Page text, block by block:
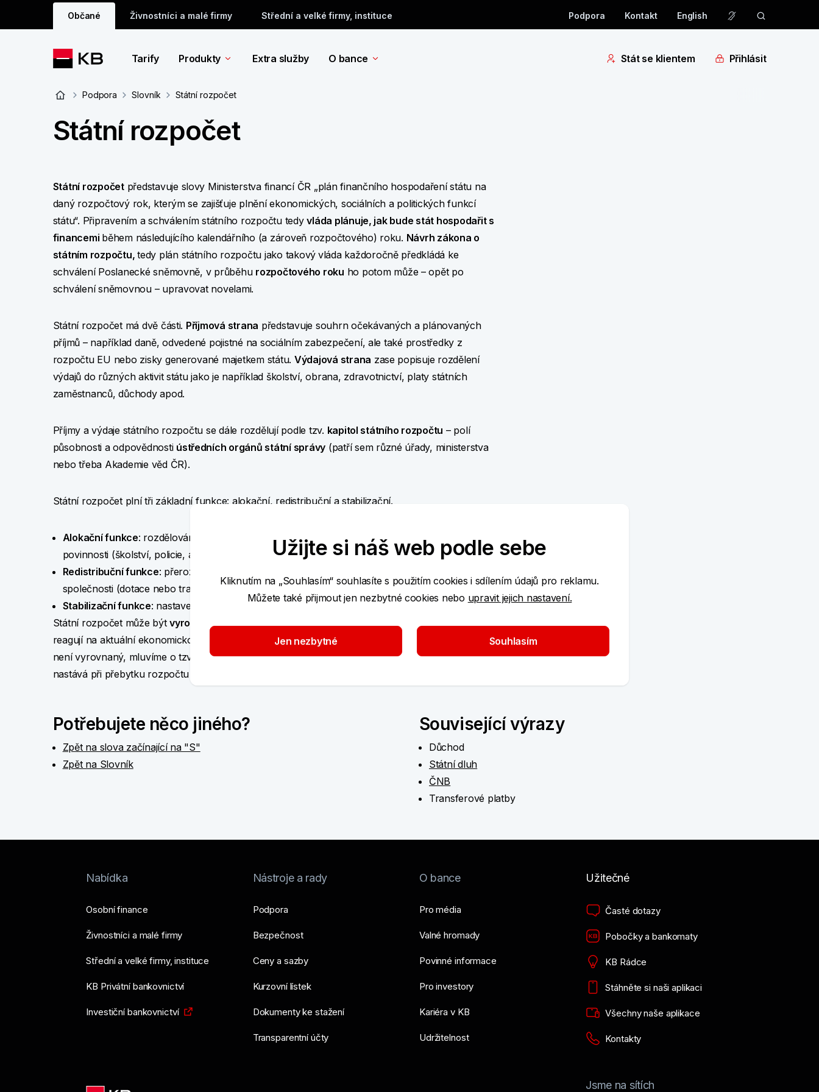
Občané Živnostníci a malé firmy Střední a velké firmy, instituce Podpora Kontakt English
Tarify Produkty Extra služby O bance Stát se klientem Přihlásit
Podpora Slovník Státní rozpočet
Státní rozpočet
Státní rozpočetpředstavuje slovy Ministerstva financí ČR „plán finančního hospodaření státu na
daný rozpočtový rok, kterým se zajišťuje plnění ekonomických, sociálních a politických funkcí
státu“. Připravením a schválením státního rozpočtu tedyvláda plánuje, jak bude stát hospodařit s
financemi během následujícího kalendářního (a zároveň rozpočtového) roku. Návrh zákona o
státním rozpočtu,tedy plán státního rozpočtu jako takový vláda každoročně předkládá ke
schválení Poslanecké sněmovně, v průběhu rozpočtového roku ho potom může – opět po
schválení sněmovnou – upravovat novelami.
Státní rozpočet má dvě části. Příjmová strana představuje souhrn očekávaných a plánovaných
příjmů – například daně, odvedené pojistné na sociálním zabezpečení, ale také prostředky z
rozpočtu EU nebo zisky generované majetkem státu. Výdajová strana zase popisuje rozdělení
výdajů do různých aktivit státu jako je například školství, obrana, zdravotnictví, platy státních
zaměstnanců, důchody apod.
Příjmy a výdaje státního rozpočtu se dále rozdělují podle tzv. kapitol státního rozpočtu – polí
působnosti a odpovědnosti ústředních orgánů státní správy (patří sem různé úřady, ministerstva
nebo třeba Akademie věd ČR).
Státní rozpočet plní tři základní funkce: alokační, redistribuční a stabilizační.
Alokační funkce: rozdělování peněz do veřejných statků, aby se stát mohl efektivně plnit své
povinnosti (školství, policie, armáda apod.)
Redistribuční funkce: přerozdělování prostředků mezi občany, aby se zmenšily nerovnosti ve
společnosti (dotace nebo transfery)
Stabilizační funkce: nastavení příjmů a výdajů tak, aby se zajistil stabilní vývoj ekonomiky
Státní rozpočet může býtvyrovnaný, schodkový nebo přebytkový, přičemž jednotlivé typy vždy
reagují na aktuální ekonomickou situaci a vycházejí z hospodářské politiky státu. Pokud rozpočet
není vyrovnaný, mluvíme o tzv.
saldu– rozdílu mezi očekávanými příjmy a výdaji.Kladné saldo
nastává při přebytku rozpočtu a
Potřebujete něco jiného?
Zpět na slova začínající na "S"
Zpět na Slovník
Související výrazy
Důchod
Státní dluh
ČNB
Transferové platby
Nabídka
Osobní finance
Živnostníci a malé firmy
Střední a velké firmy, instituce
KB Privátní bankovnictví
Investiční bankovnictví
Nástroje a rady
Podpora
Bezpečnost
Ceny a sazby
Kurzovní lístek
Dokumenty ke stažení
Transparentní účty
O bance
Pro média
Valné hromady
Povinné informace
Pro investory
Kariéra v KB
Udržitelnost
Užitečné
Časté dotazy
Pobočky a bankomaty
KB Rádce
Stáhněte si naši aplikaci
Všechny naše aplikace
Kontakty
Jsme na sítích
Užijte si náš web podle sebe
Kliknutím na „Souhlasím“ souhlasíte s použitím cookies i sdílením údajů pro reklamu.
Můžete také přijmout jen nezbytné cookies nebo upravit jejich nastavení.
Jen nezbytné Souhlasím